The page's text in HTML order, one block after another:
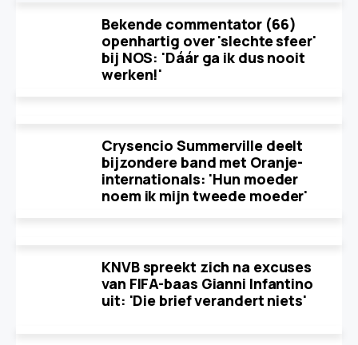
Bekende commentator (66)
openhartig over 'slechte sfeer'
bij NOS: 'Dáár ga ik dus nooit
werken!'
Crysencio Summerville deelt
bijzondere band met Oranje-
internationals: 'Hun moeder
noem ik mijn tweede moeder'
KNVB spreekt zich na excuses
van FIFA-baas Gianni Infantino
uit: 'Die brief verandert niets'